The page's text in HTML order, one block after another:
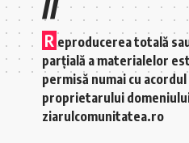
R eproducerea totală
parțială a materialelor
permisă numai cu acordul
proprietarului
ziarulcomunitatea.ro